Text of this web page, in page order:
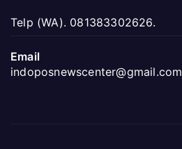
Telp (WA). 081383302626.
Email
indoposnewscenter@gmail.com